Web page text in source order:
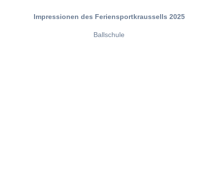
Impressionen des Feriensportkraussells 2025
Ballschule